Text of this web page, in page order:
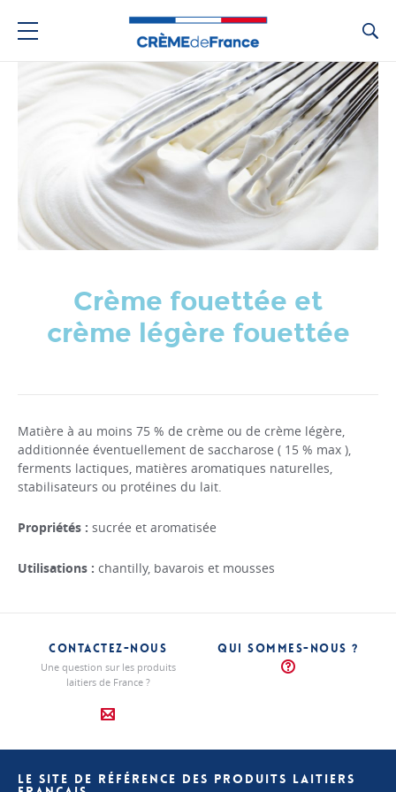
Crème fouettée et
crème légère fouettée
Matière à au moins 75 % de crème ou de crème légère,
additionnée éventuellement de saccharose ( 15 % max ),
ferments lactiques, matières aromatiques naturelles,
stabilisateurs ou protéines du lait.
Propriétés : sucrée et aromatisée
Utilisations : chantilly, bavarois et mousses
CONTACTEZ-NOUS
Une question sur les produits
laitiers de France ?
QUI SOMMES-NOUS ?
LE SITE DE RÉFÉRENCE DES PRODUITS LAITIERS